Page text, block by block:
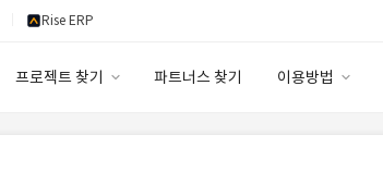
Rise ERP
프로젝트 찾기 파트너스 찾기 이용방법